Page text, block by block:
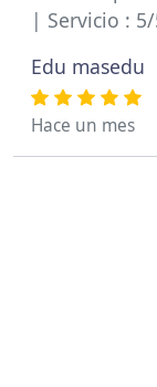
| Servicio :
Edu masedu
Hace un mes